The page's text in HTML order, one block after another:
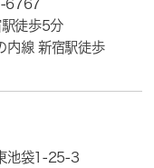
6767
徒歩5分
内線 新宿駅徒歩
池袋1-25-3